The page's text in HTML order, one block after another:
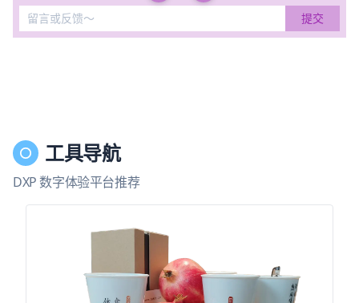
工具导航
DXP 数字体验平台推荐